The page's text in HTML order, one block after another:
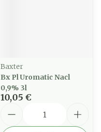
Baxter
Bx Pl Uromatic Nacl
0,9% 3l
10,05 €